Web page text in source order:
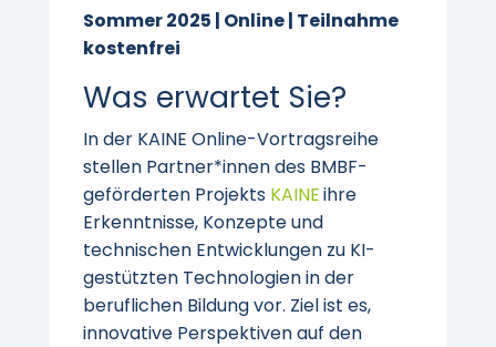
Sommer 2025 | Online | Teilnahme
kostenfrei
Was erwartet Sie?
In der KAINE Online-Vortragsreihe
stellen Partner*innen des BMBF-
geförderten Projekts KAINEihre
Erkenntnisse, Konzepte und
technischen Entwicklungen zu KI-
gestützten Technologien in der
beruflichen Bildung vor. Ziel ist es,
innovative Perspektiven auf den